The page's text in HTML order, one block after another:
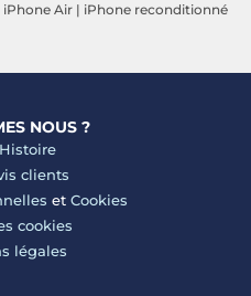
iPhone Air | iPhone reconditionné
NOUS ?
clients
et Cookies
cookies
légales